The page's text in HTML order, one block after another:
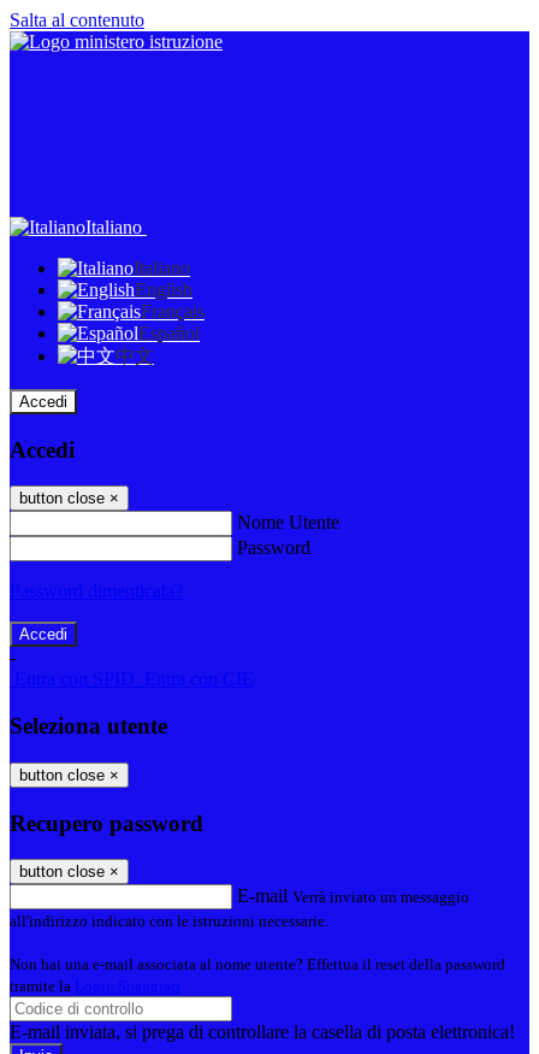
Salta al contenuto
Italiano
Italiano
English
Français
Español
中文
Accedi
Accedi
button close ×
Nome Utente
Password
-
Seleziona utente
button close ×
Recupero password
button close ×
E-mail Verrà inviato un messaggio
all'indirizzo indicato con le istruzioni necessarie.
Non hai una e-mail associata al nome utente? Effettua il reset della password
tramite la
E-mail inviata, si prega di controllare la casella di posta elettronica!